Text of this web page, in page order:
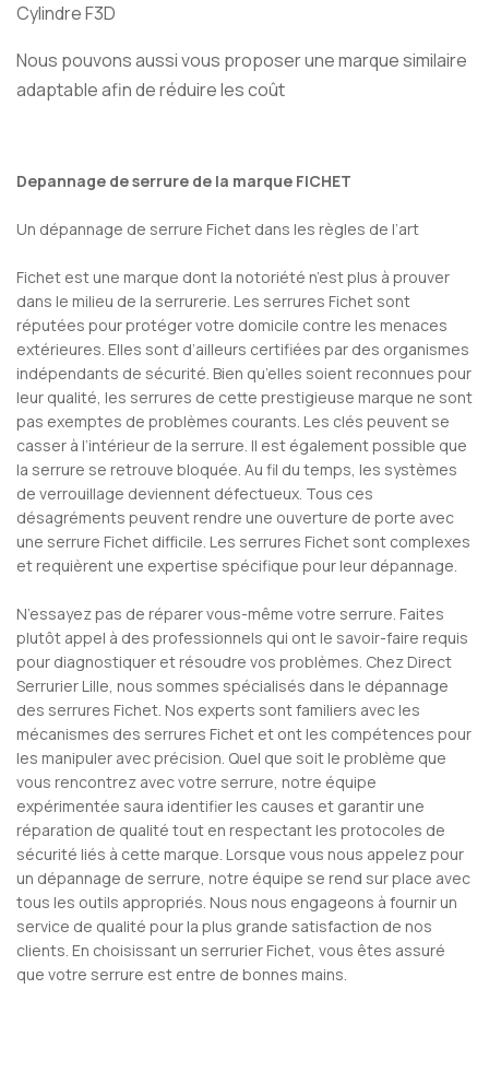
Cylindre F3D
Nous pouvons aussi vous proposer une marque similaire
adaptable afin de réduire les coût
Depannage de serrure de la marque FICHET
Un dépannage de serrure Fichet dans les règles de l’art
Fichet est une marque dont la notoriété n’est plus à prouver
dans le milieu de la serrurerie. Les serrures Fichet sont
réputées pour protéger votre domicile contre les menaces
extérieures. Elles sont d’ailleurs certifiées par des organismes
indépendants de sécurité. Bien qu’elles soient reconnues pour
leur qualité, les serrures de cette prestigieuse marque ne sont
pas exemptes de problèmes courants. Les clés peuvent se
casser à l’intérieur de la serrure. Il est également possible que
la serrure se retrouve bloquée. Au fil du temps, les systèmes
de verrouillage deviennent défectueux. Tous ces
désagréments peuvent rendre une ouverture de porte avec
une serrure Fichet difficile. Les serrures Fichet sont complexes
et requièrent une expertise spécifique pour leur dépannage.
N’essayez pas de réparer vous-même votre serrure. Faites
plutôt appel à des professionnels qui ont le savoir-faire requis
pour diagnostiquer et résoudre vos problèmes. Chez Direct
Serrurier Lille, nous sommes spécialisés dans le dépannage
des serrures Fichet. Nos experts sont familiers avec les
mécanismes des serrures Fichet et ont les compétences pour
les manipuler avec précision. Quel que soit le problème que
vous rencontrez avec votre serrure, notre équipe
expérimentée saura identifier les causes et garantir une
réparation de qualité tout en respectant les protocoles de
sécurité liés à cette marque. Lorsque vous nous appelez pour
un dépannage de serrure, notre équipe se rend sur place avec
tous les outils appropriés. Nous nous engageons à fournir un
service de qualité pour la plus grande satisfaction de nos
clients. En choisissant un serrurier Fichet, vous êtes assuré
que votre serrure est entre de bonnes mains.